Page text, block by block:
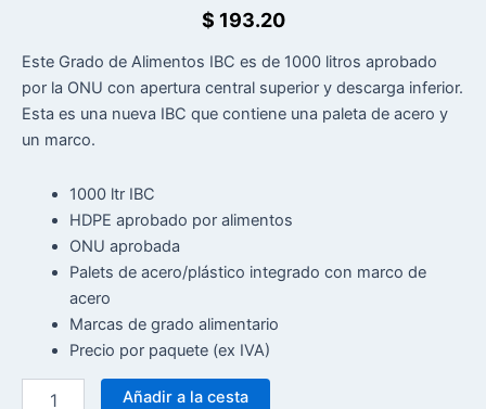
$ 193.20
Este Grado de Alimentos IBC es de 1000 litros aprobado
por la ONU con apertura central superior y descarga inferior.
Esta es una nueva IBC que contiene una paleta de acero y
un marco.
1000 ltr IBC
HDPE aprobado por alimentos
ONU aprobada
Palets de acero/plástico integrado con marco de
acero
Marcas de grado alimentario
Precio por paquete (ex IVA)
Añadir a la cesta